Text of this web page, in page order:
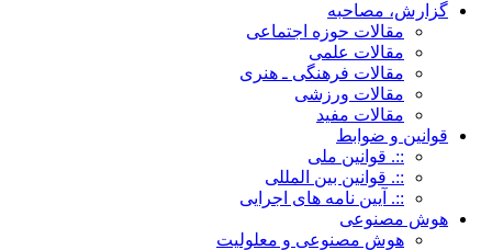
گزارش، مصاحبه
مقالات حوزه اجتماعی
مقالات علمی
مقالات فرهنگی ـ هنری
مقالات ورزشی
مقالات مفید
قوانین و ضوابط
::. قوانین ملی
::. قوانین بین المللی
::. آیین نامه های اجرایی
هوش مصنوعی
هوش مصنوعی و معلولیت